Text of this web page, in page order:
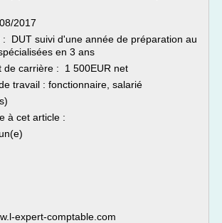
2017
: DUT suivi d'une année de préparation au
en 3 ans
de carrière : 1 500EUR net
travail : fonctionnaire, salarié
à cet article :
expert-comptable.com